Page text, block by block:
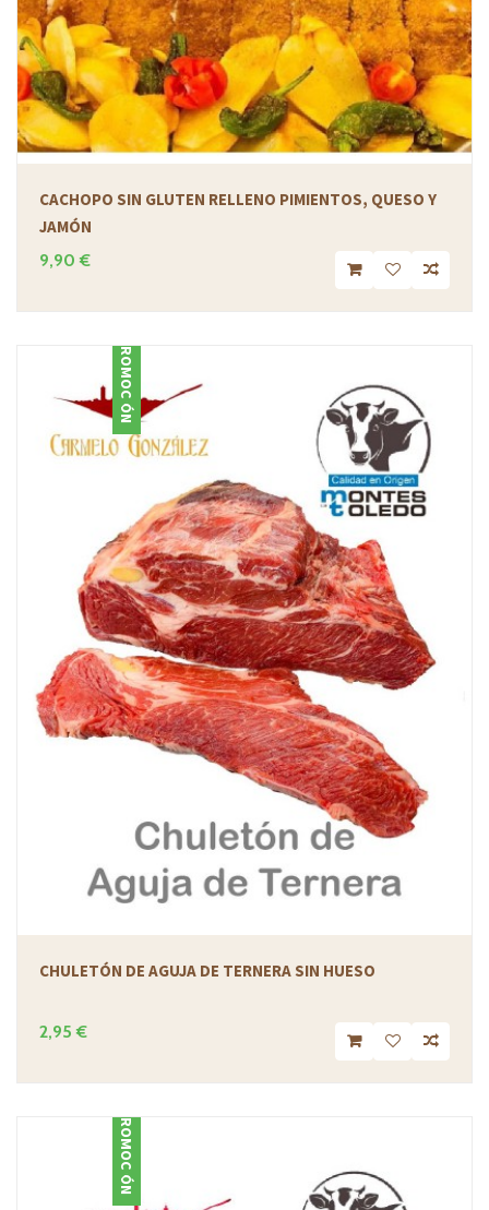
CACHOPO SIN GLUTEN RELLENO PIMIENTOS, QUESO Y
JAMÓN
9,90 €
PROMOCIÓN
CHULETÓN DE AGUJA DE TERNERA SIN HUESO
2,95 €
PROMOCIÓN